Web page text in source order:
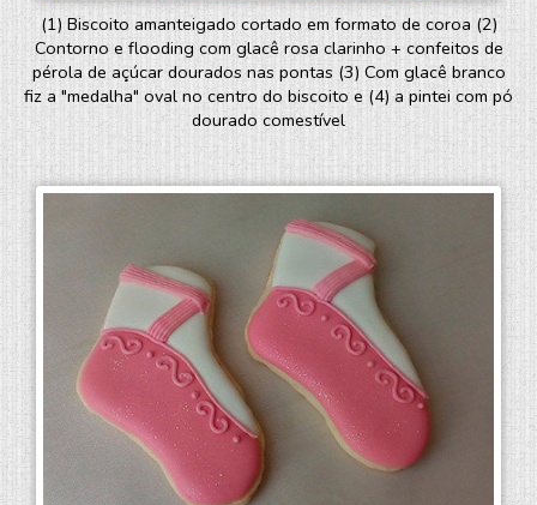
(1) Biscoito amanteigado cortado em formato de coroa (2)
Contorno e flooding com glacê rosa clarinho + confeitos de
pérola de açúcar dourados nas pontas (3) Com glacê branco
fiz a "medalha" oval no centro do biscoito e (4) a pintei com pó
dourado comestível